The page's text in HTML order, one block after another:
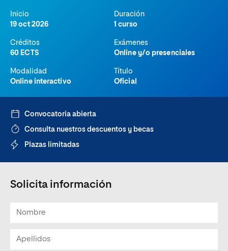
Inicio
19 oct 2026
Duración
1 curso
Créditos
60 ECTS
Exámenes
Online y/o presenciales
Modalidad
Online interactivo
Título
Oficial
Convocatoria abierta
Consulta nuestros descuentos y becas
Plazas limitadas
Solicita información